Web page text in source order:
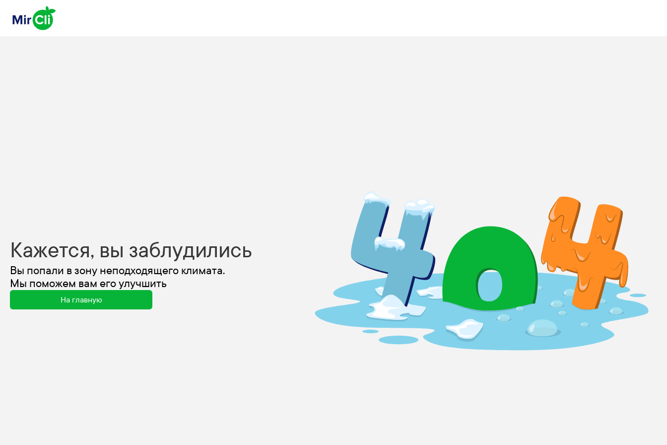
Кажется, вы заблудились
Вы попали в зону неподходящего климата.
Мы поможем вам его улучшить
На главную